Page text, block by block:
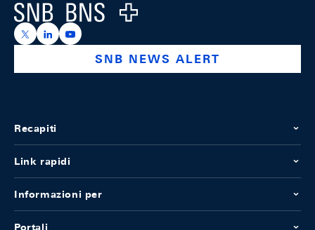
Logo
https://x.com/snb_bns
https://ch.linkedin.com/company/swiss-national-
https://www.youtube.com/@swissnationalbank
SNB NEWS ALERT
Recapiti
Link rapidi
Informazioni per
Portali